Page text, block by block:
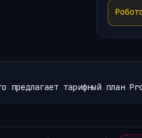
предлагает тарифный план